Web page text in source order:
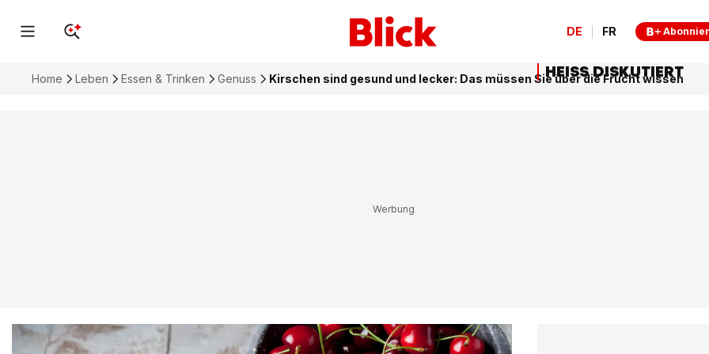
DE FR
Home Leben Essen & Trinken Genuss Kirschen sind gesund und lecker: Das müssen Sie über die Frucht wissen
HEISS DISKUTIERT